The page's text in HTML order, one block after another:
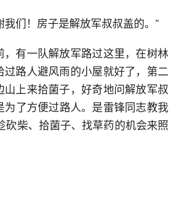
们！房子是解放军叔叔盖的。”
有一队解放军路过这里，在树林
路人避风雨的小屋就好了，第二
上来拾菌子，好奇地问解放军叔
为了方便过路人。是雷锋同志教我
砍柴、拾菌子、找草药的机会来照